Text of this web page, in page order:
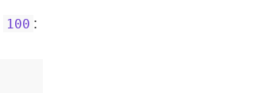
100 :